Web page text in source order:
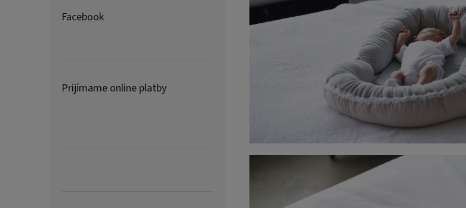
Facebook
Prijímame online platby